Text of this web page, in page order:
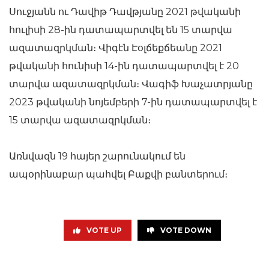
Սուջյանն ու Դավիթ Դավթյանը 2021 թվականի
հուլիսի 28-ին դատապարտվել են 15 տարվա
ազատազրկման։ Վիգէն Էօլճեքճեանը 2021
թվականի հունիսի 14-ին դատապարտվել է 20
տարվա ազատազրկման։ Վագիֆ Խաչատրյանը
2023 թվականի նոյեմբերի 7-ին դատապարտվել է
15 տարվա ազատազրկման։
Առնվազն 19 հայեր շարունակում են
ապօրինաբար պահվել Բաքվի բանտերում։
VOTE UP VOTE DOWN